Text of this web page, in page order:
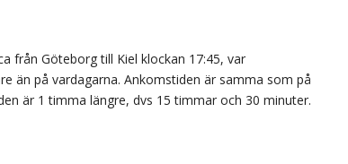
från Göteborg till Kiel klockan 17:45, var
än på vardagarna. Ankomstiden är samma som på
är 1 timma längre, dvs 15 timmar och 30 minuter.